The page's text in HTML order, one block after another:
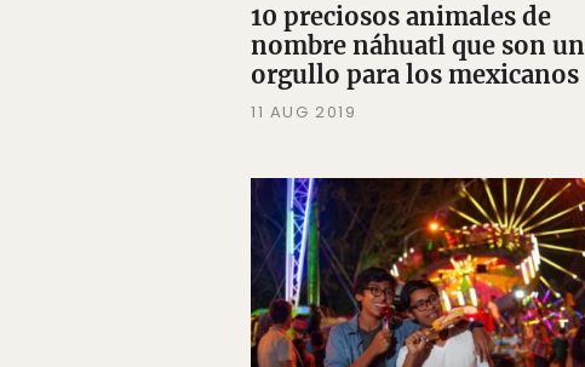
10 preciosos animales de
nombre náhuatl que son un
orgullo para los mexicanos
11 AUG 2019